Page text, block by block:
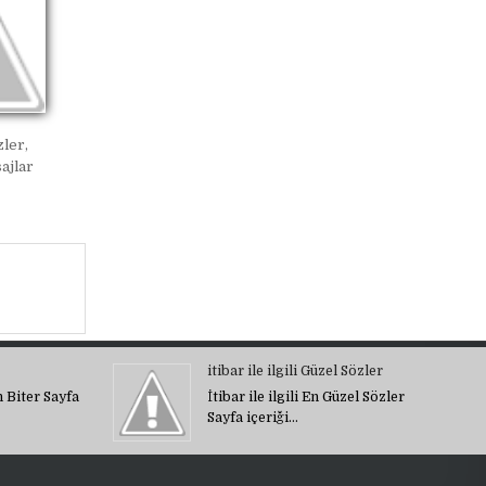
Biter Sayfa
itibar ile ilgili Güzel Sözler
İtibar ile ilgili En Güzel Sözler
Sayfa içeriği…